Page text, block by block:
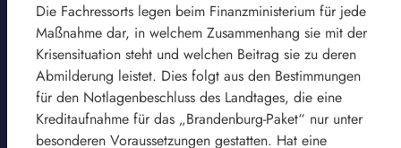
Die Fachressorts legen beim Finanzministerium für jede
Maßnahme dar, in welchem Zusammenhang sie mit der
Krisensituation steht und welchen Beitrag sie zu deren
Abmilderung leistet. Dies folgt aus den Bestimmungen
für den Notlagenbeschluss des Landtages, die eine
Kreditaufnahme für das „Brandenburg-Paket“ nur unter
besonderen Voraussetzungen gestatten. Hat eine